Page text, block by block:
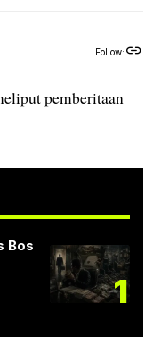
Follow:
pemberitaan
Bos
1